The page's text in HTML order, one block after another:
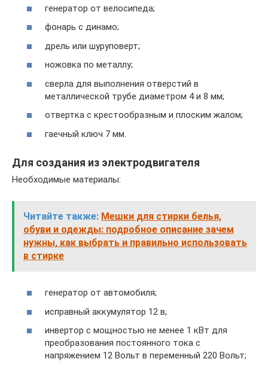
генератор от велосипеда;
фонарь с динамо;
дрель или шуруповерт;
ножовка по металлу;
сверла для выполнения отверстий в
металлической трубе диаметром 4 и 8 мм;
отвертка с крестообразным и плоским жалом;
гаечный ключ 7 мм.
Для создания из электродвигателя
Необходимые материалы:
Читайте также: Мешки для стирки белья,
обуви и одежды: подробное описание зачем
нужны, как выбрать и правильно использовать
в стирке
генератор от автомобиля;
исправный аккумулятор 12 в;
инвертор с мощностью не менее 1 кВт для
преобразования постоянного тока с
напряжением 12 Вольт в переменный 220 Вольт;